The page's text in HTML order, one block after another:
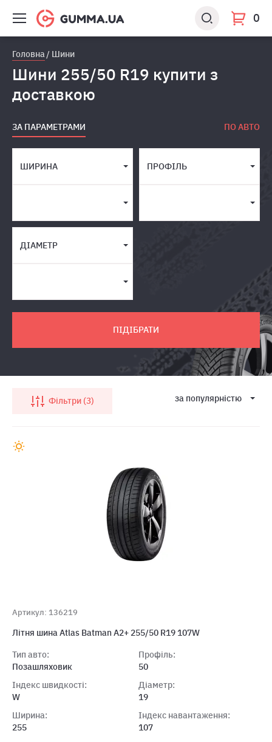
0
Головна Шини
Шини 255/50 R19 купити з
доставкою
ЗА ПАРАМЕТРАМИ ПО АВТО
ШИРИНА ПРОФІЛЬ
ДІАМЕТР
ПІДІБРАТИ
Фільтри 3 за популярнiстю
Артикул: 136219
Літня шина Atlas Batman A2+ 255/50 R19 107W
Тип авто:
Позашляховик
Індекс швидкості:
W
Ширина:
255
Профіль:
50
Діаметр:
19
Індекс навантаження:
107